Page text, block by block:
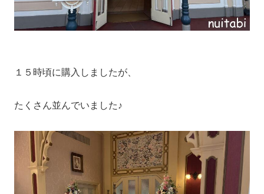
１５時頃に購入しましたが、
たくさん並んでいました♪